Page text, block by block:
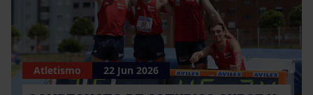
Atletismo 22 Jun 2026